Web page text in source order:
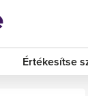
Értékesítse